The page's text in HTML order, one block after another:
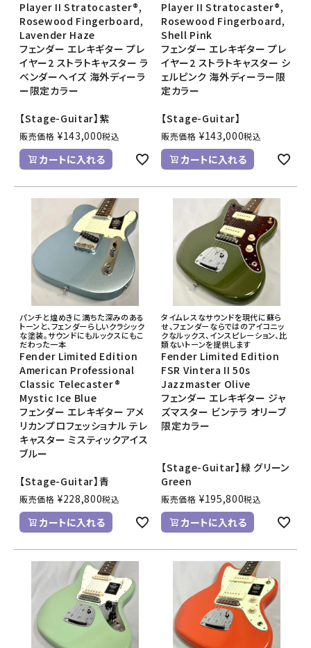
Player II Stratocaster®,
Rosewood Fingerboard,
Lavender Haze
フェンダー エレキギター プレ
イヤー2 ストラトキャスター ラ
ベンダーヘイズ 海外ディーラ
ー限定カラー
【Stage-Guitar】紫
販売価格 ¥143,000税込
カートに入れる
Player II Stratocaster®,
Rosewood Fingerboard,
Shell Pink
フェンダー エレキギター プレ
イヤー2 ストラトキャスター シ
ェルピンク 海外ディーラー限
定カラー
【Stage-Guitar】
販売価格 ¥143,000税込
カートに入れる
パンチと煌めきに満ちた深みのある
トーンと、フェンダーらしいクラシック
な塗装。サウンドにもルックスにもこ
だわった一本
Fender Limited Edition
American Professional
Classic Telecaster®
Mystic Ice Blue
フェンダー エレキギター アメ
リカンプロフェッショナル テレ
キャスター ミスティックアイス
ブルー
【Stage-Guitar】青
販売価格 ¥228,800税込
カートに入れる
タイムレスなサウンドを現代に蘇ら
せ、フェンダーならではのアイコニッ
クなルックス、インスピレーション、比
類ないトーンを提供します
Fender Limited Edition
FSR Vintera II 50s
Jazzmaster Olive
フェンダー エレキギター ジャ
ズマスター ビンテラ オリーブ
限定カラー
【Stage-Guitar】緑 グリーン
Green
販売価格 ¥195,800税込
カートに入れる